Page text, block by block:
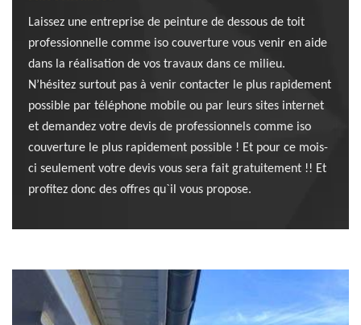
Laissez une entreprise de peinture de dessous de toit
professionnelle comme iso couverture vous venir en aide
dans la réalisation de vos travaux dans ce milieu.
N’hésitez surtout pas à venir contacter le plus rapidement
possible par téléphone mobile ou par leurs sites internet
et demandez votre devis de professionnels comme iso
couverture le plus rapidement possible ! Et pour ce mois-
ci seulement votre devis vous sera fait gratuitement !! Et
profitez donc des offres qu`il vous propose.